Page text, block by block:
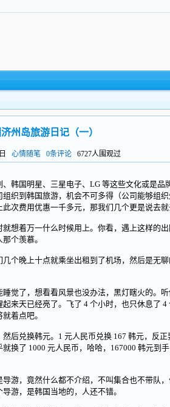
州岛旅游日记（一）
心情随笔 0条评论 6727人围观过
国明星、三星电子、LG 等这些文化或是品
织到韩国旅游，机会不可多得（公司能够组
次费用优惠一千多元，那我们几个更是说去就
着万一什么时候用上。你看，遇上这样的出
个羡慕。
晚上十点就乘坐出租到了机场，然后是无聊
了，想看看风景也没办法，黑灯瞎火的。听
来天已经亮了。飞了 4 个小时，也只休息了 4
着点吧。
兑换韩元。1 元人民币兑换 167 韩元，反正
换了 1000 元人民币，哈哈，167000 韩元到
，竟然什么都不介绍，不叫集合也不带队，
游，是韩国当地的，人还不错。